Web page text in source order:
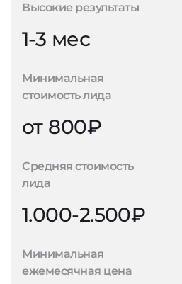
Высокие результаты
1-3 мес
Минимальная
стоимость лида
от 800₽
Средняя стоимость
лида
1.000-2.500₽
Минимальная
ежемесячная цена